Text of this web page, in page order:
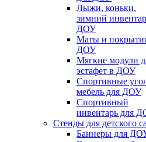
Лыжи, коньки,
зимний
ДОУ
Маты и
ДОУ
Мягкие модули
эстафет в ДОУ
Спортивные
мебель для ДОУ
Спортивный
инвентарь для
Стенды для детского
Баннеры для